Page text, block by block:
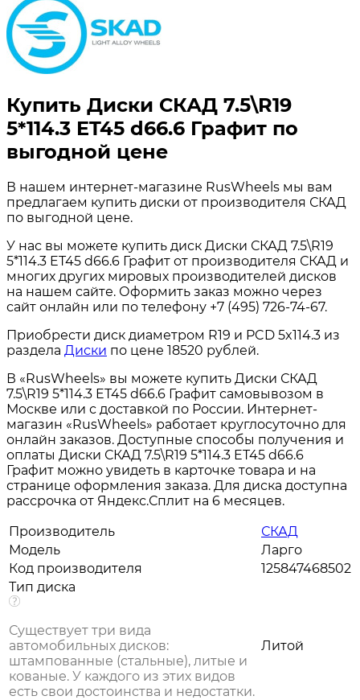
Купить Диски СКАД 7.5\R19
5*114.3 ET45 d66.6 Графит по
выгодной цене
В нашем интернет-магазине RusWheels мы вам
предлагаем купить диски от производителя СКАД
по выгодной цене.
У нас вы можете купить диск Диски СКАД 7.5\R19
5*114.3 ET45 d66.6 Графит от производителя СКАД и
многих других мировых производителей дисков
на нашем сайте. Оформить заказ можно через
сайт онлайн или по телефону +7 (495) 726-74-67.
Приобрести диск диаметром R19 и PCD 5x114.3 из
раздела Диски по цене 18520 рублей.
В «RusWheels» вы можете купить Диски СКАД
7.5\R19 5*114.3 ET45 d66.6 Графит самовывозом в
Москве или с доставкой по России. Интернет-
магазин «RusWheels» работает круглосуточно для
онлайн заказов. Доступные способы получения и
оплаты Диски СКАД 7.5\R19 5*114.3 ET45 d66.6
Графит можно увидеть в карточке товара и на
странице оформления заказа. Для диска доступна
рассрочка от Яндекс.Сплит на 6 месяцев.
Производитель
СКАД
Модель
Ларго
Код производителя
125847468502
Тип диска
Существует три вида
автомобильных дисков:
штампованные (стальные), литые и
кованые. У каждого из этих видов
есть свои достоинства и недостатки.
Литой